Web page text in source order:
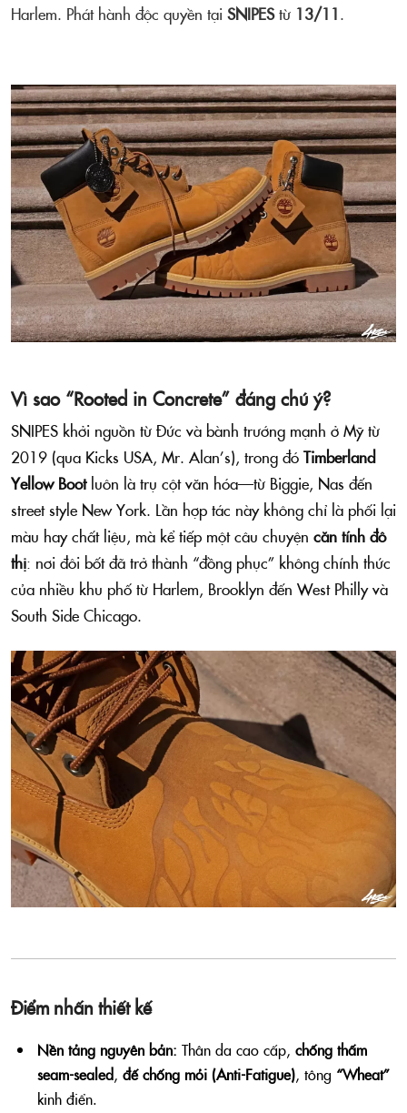
Harlem. Phát hành độc quyền tại SNIPEStừ 13/11.
Vì sao “Rooted in Concrete” đáng chú ý?
SNIPES khởi nguồn từ Đức và bành trướng mạnh ở Mỹ từ
2019 (qua Kicks USA, Mr. Alan’s), trong đó Timberland
Yellow Bootluôn là trụ cột văn hóa—từ Biggie, Nas đến
street style New York. Lần hợp tác này không chỉ là phối lại
màu hay chất liệu, mà kể tiếp một câu chuyện căn tính đô
thị: nơi đôi bốt đã trở thành “đồng phục” không chính thức
của nhiều khu phố từ Harlem, Brooklyn đến West Philly và
South Side Chicago.
Điểm nhấn thiết kế
Nền tảng nguyên bản: Thân da cao cấp, chống thấm
seam-sealed, đế chống mỏi (Anti-Fatigue), tông “Wheat”
kinh điển.